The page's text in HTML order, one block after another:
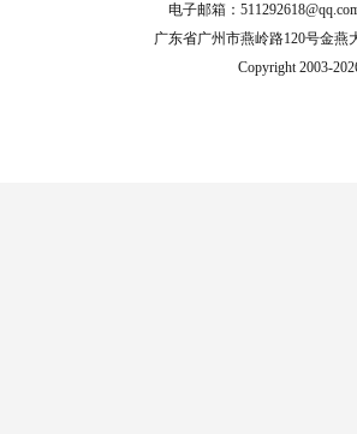
电子邮箱：
广东省广州市燕岭路120号金燕
Copyright 2003-